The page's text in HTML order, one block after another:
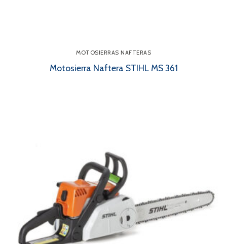
MOTOSIERRAS NAFTERAS
Motosierra Naftera STIHL MS 361